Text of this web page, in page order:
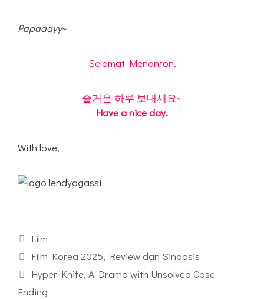
Papaaayy~
Selamat Menonton.
즐거운 하루 보내세요~
Have a nice day.
With love,
Kategori
Film
Tag
Film Korea 2025, Review dan Sinopsis
Hyper Knife, A Drama with Unsolved Case
Ending